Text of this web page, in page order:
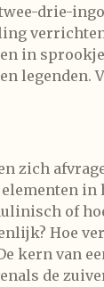
drie-
in
legenden.
zich
in
of
Hoe
kern van
de